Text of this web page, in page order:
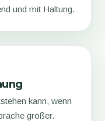
und mit Haltung.
kann, wenn
größer.